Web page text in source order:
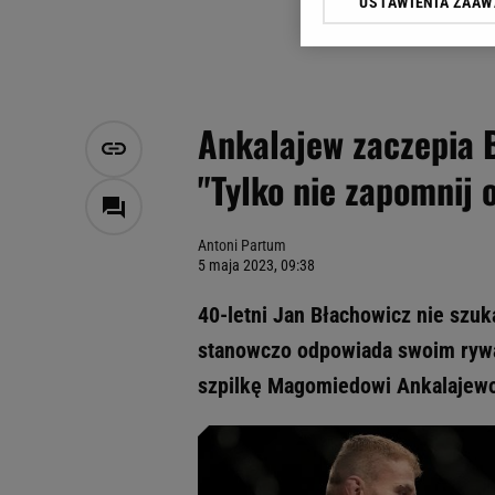
Ankalajew zaczepia
"Tylko nie zapomnij
Antoni Partum
5 maja 2023, 09:38
40-letni Jan Błachowicz nie
stanowczo odpowiada swoim
szpilkę Magomiedowi
Klikając „Akceptuję”
Zaufanych Partnerów i
My, nasi Zaufani
Przechowywanie